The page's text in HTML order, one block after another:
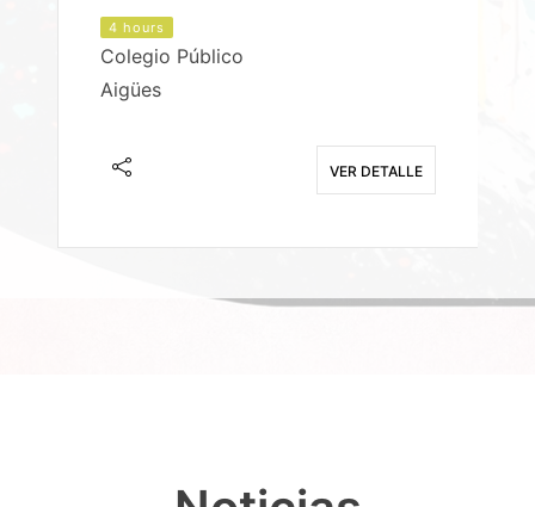
4 hours
Colegio Público
Aigües
VER DETALLE